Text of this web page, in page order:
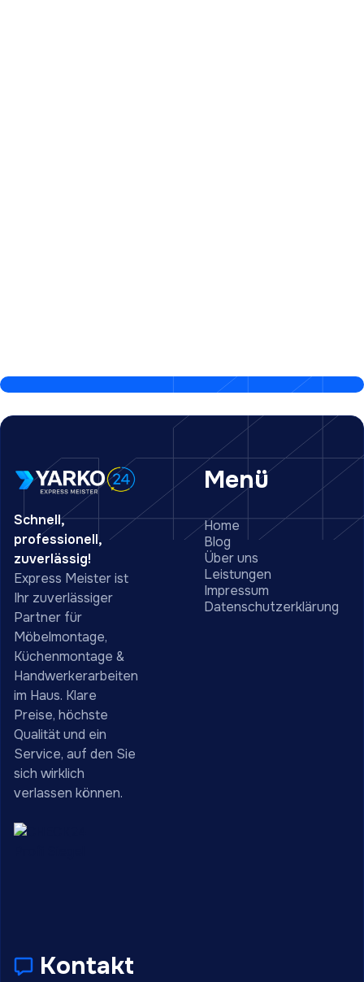
Schnell,
professionell,
zuverlässig!
Express Meister ist
Ihr zuverlässiger
Partner für
Möbelmontage,
Küchenmontage &
Handwerkerarbeiten
im Haus. Klare
Preise, höchste
Qualität und ein
Service, auf den Sie
sich wirklich
verlassen können.
Menü
Home
Blog
Über uns
Leistungen
Impressum
Datenschutzerklärung
Kontakt